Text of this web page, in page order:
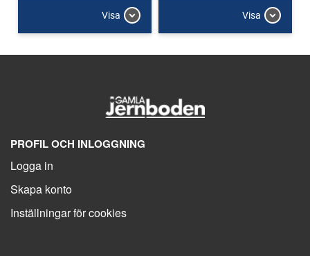
Visa Visa
PROFIL OCH INLOGGNING
Logga in
Skapa konto
Inställningar för cookies